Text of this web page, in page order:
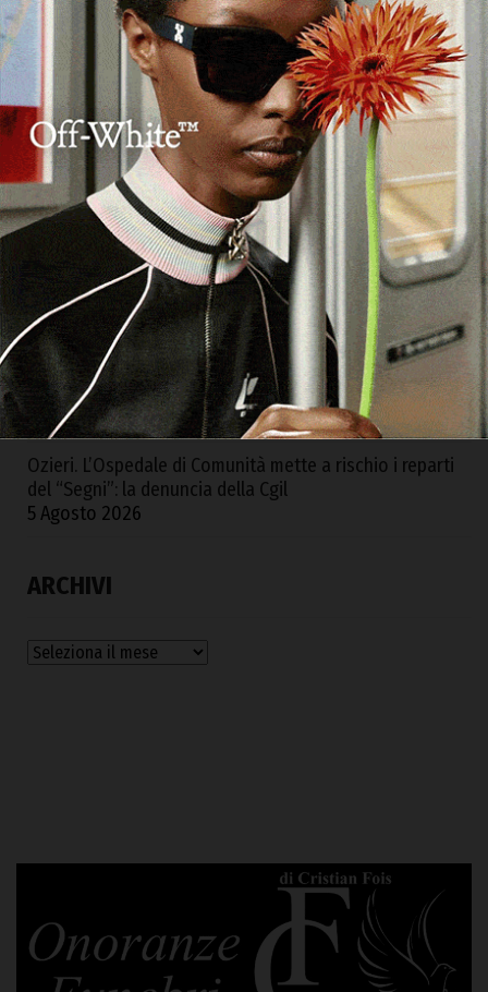
ARTICOLI RECENTI
Sicurezza idrica, al via a Tissi i lavori per la costruzione
del nuovo pozzo
6 Agosto 2026
Caldo persistente, Cia Sardegna chiede la dichiarazione
dello stato di calamità naturale
6 Agosto 2026
L’Unione dei Comuni del Coros dà il via al progetto
“Coros includidos”
6 Agosto 2026
Monti, al museo “Pirisinu” la mostra pittorica di Marta
Sanna
6 Agosto 2026
Ozieri. L’Ospedale di Comunità mette a rischio i reparti
del “Segni”: la denuncia della Cgil
5 Agosto 2026
ARCHIVI
Archivi